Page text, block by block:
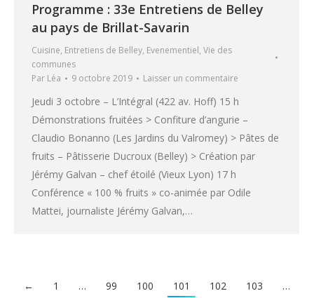
Programme : 33e Entretiens de Belley
au pays de Brillat-Savarin
Cuisine, Entretiens de Belley, Evenementiel, Vie des
communes
Par Léa 9 octobre 2019 Laisser un commentaire
Jeudi 3 octobre – L’Intégral (422 av. Hoff) 15 h
Démonstrations fruitées > Confiture d’angurie –
Claudio Bonanno (Les Jardins du Valromey) > Pâtes de
fruits – Pâtisserie Ducroux (Belley) > Création par
Jérémy Galvan – chef étoilé (Vieux Lyon) 17 h
Conférence « 100 % fruits » co-animée par Odile
Mattei, journaliste Jérémy Galvan,…
← 1 … 99 100 101 102 103
…